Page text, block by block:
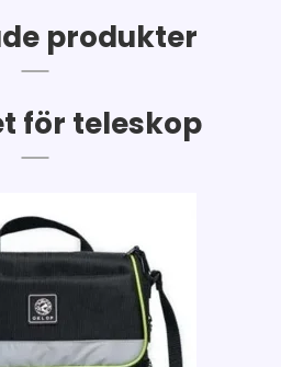
produkter
för teleskop